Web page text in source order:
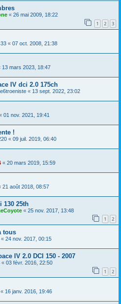
« 26 mai 2009, 18:22
1 2 3
« 07 oct. 2008, 21:38
13 mars 2023, 18:47
IV dci 2.0 175ch
« 13 sept. 2022, 23:02
01 nov. 2021, 19:41
!
« 09 juil. 2019, 06:40
« 20 mars 2019, 15:59
21 août 2018, 08:57
130 25th
« 25 nov. 2017, 13:48
1 2
tous
« 24 nov. 2017, 00:15
IV 2.0 DCI 150 - 2007
« 03 févr. 2016, 22:50
1 2
« 16 janv. 2016, 19:46